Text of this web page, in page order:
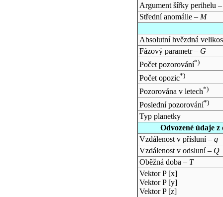
Argument šířky perihelu
Střední anomálie – M
Absolutní hvězdná
Fázový parametr – G
Počet pozorování*)
Počet opozic*)
Pozorována v letech*)
Poslední pozorování*)
Typ planetky
Odvozené údaje
Vzdálenost v přísluní – q
Vzdálenost v odsluní – Q
Oběžná doba – T
Vektor P [x]
Vektor P [y]
Vektor P [z]